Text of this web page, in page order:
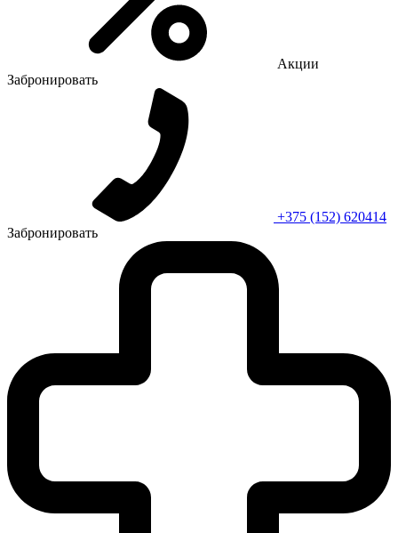
Акции
Забронировать
+375 (152) 620414
Забронировать